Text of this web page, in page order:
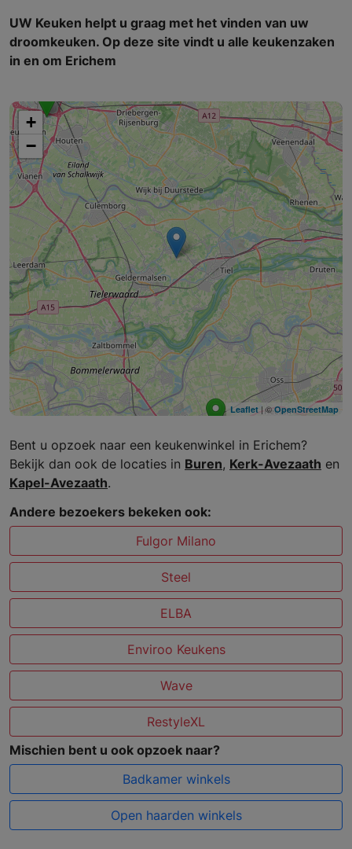
UW Keuken helpt u graag met het vinden van uw
droomkeuken. Op deze site vindt u alle keukenzaken
in en om Erichem
+
−
Leaflet | © OpenStreetMap
Bent u opzoek naar een keukenwinkel in Erichem?
Bekijk dan ook de locaties in Buren, Kerk-Avezaath en
Kapel-Avezaath.
Andere bezoekers bekeken ook:
Fulgor Milano
Steel
ELBA
Enviroo Keukens
Wave
RestyleXL
Mischien bent u ook opzoek naar?
Badkamer winkels
Open haarden winkels